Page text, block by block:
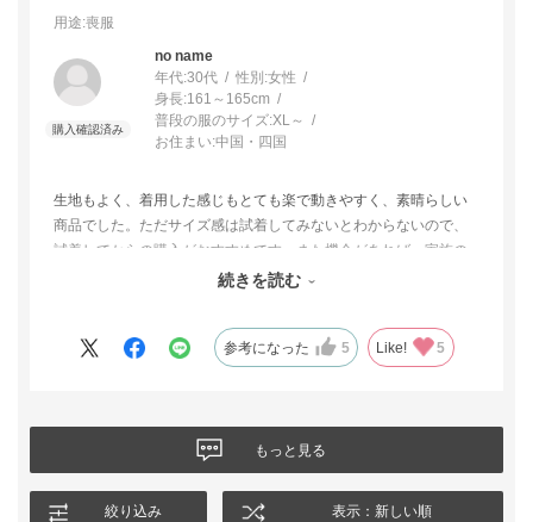
用途:喪服
no name
年代:30代 性別:女性
身長:161～165cm
普段の服のサイズ:XL～
お住まい:中国・四国
生地もよく、着用した感じもとても楽で動きやすく、素晴らしい
商品でした。ただサイズ感は試着してみないとわからないので、
試着してからの購入がおすすめです。また機会があれば、家族の
分も検討したいと思います。続きを読む
参考になった 5 Like! 5
もっと見る
絞り込み 表示：新しい順